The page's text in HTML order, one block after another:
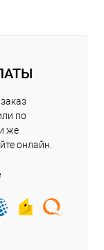
по
же
онлайн.